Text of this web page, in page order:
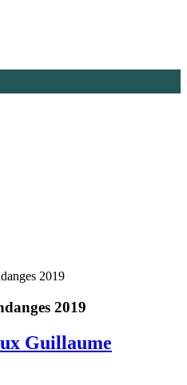
2019
2019
Guillaume